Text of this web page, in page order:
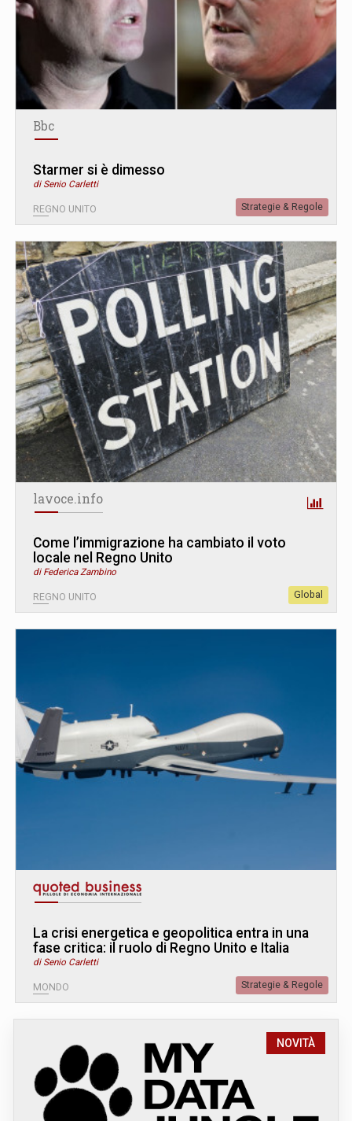
Bbc
Starmer si è dimesso
di Senio Carletti
REGNO UNITO Strategie & Regole
lavoce.info
Come l’immigrazione ha cambiato il voto
locale nel Regno Unito
di Federica Zambino
REGNO UNITO Global
La crisi energetica e geopolitica entra in una
fase critica: il ruolo di Regno Unito e Italia
di Senio Carletti
MONDO Strategie & Regole
NOVITÀ